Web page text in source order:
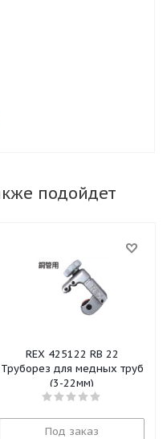
подойдет
REX 425122 RB 22
Труборез для медных труб
(3-22мм)
Под заказ